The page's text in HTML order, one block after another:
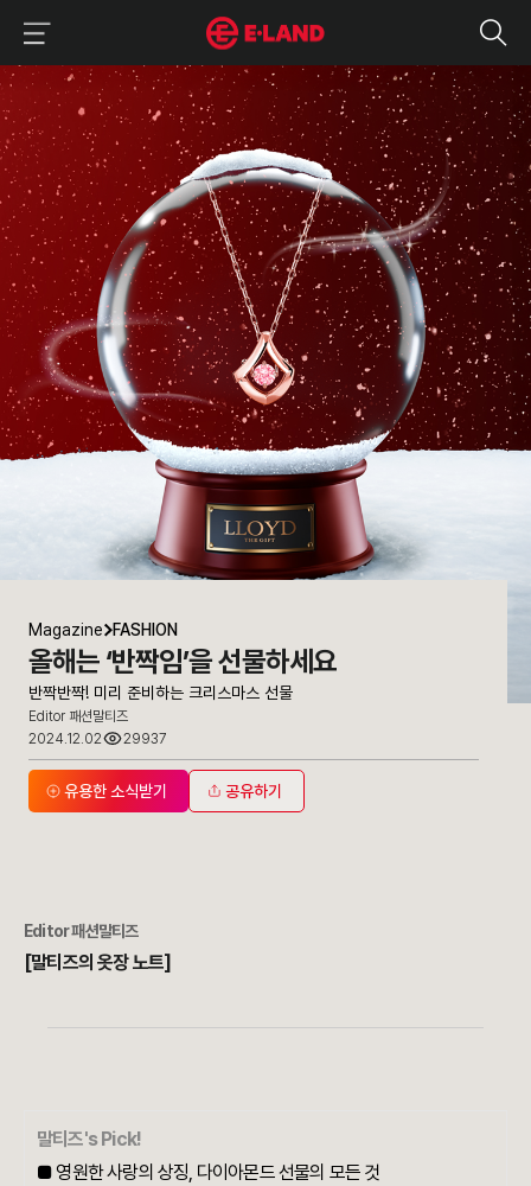
반짝반짝! 미리 준비하는 크리스마스 선물
매거진 상세보기
Magazine FASHION
올해는 ‘반짝임’을 선물하세요
반짝반짝! 미리 준비하는 크리스마스 선물
Editor 패션말티즈
2024.12.02
29937
유용한 소식받기 공유하기
Editor 패션말티즈
[말티즈의 옷장 노트]
말티즈's Pick!
■ 영원한 사랑의 상징, 다이아몬드 선물의 모든 것